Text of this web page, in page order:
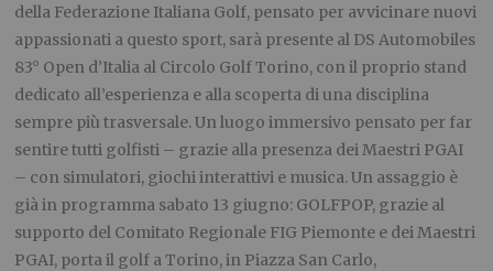
della Federazione Italiana Golf, pensato per avvicinare nuovi
appassionati a questo sport, sarà presente al DS Automobiles
83° Open d’Italia al Circolo Golf Torino, con il proprio stand
dedicato all’esperienza e alla scoperta di una disciplina
sempre più trasversale. Un luogo immersivo pensato per far
sentire tutti golfisti – grazie alla presenza dei Maestri PGAI
– con simulatori, giochi interattivi e musica. Un assaggio è
già in programma sabato 13 giugno: GOLFPOP, grazie al
supporto del Comitato Regionale FIG Piemonte e dei Maestri
PGAI, porta il golf a Torino, in Piazza San Carlo,